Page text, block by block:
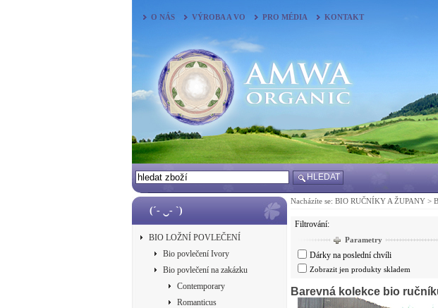
O NÁS VÝROBA A VO PRO MÉDIA KONTAKT
HLEDAT
(´- ‿- `)
BIO LOŽNÍ POVLEČENÍ
Bio povlečení Ivory
Bio povlečení na zakázku
Contemporary
Romanticus
Nacházíte se: BIO RUČNÍKY A ŽUPANY >
Filtrování:
Parametry
Dárky na poslední chvíli
Zobrazit jen produkty skladem
Barevná kolekce bio